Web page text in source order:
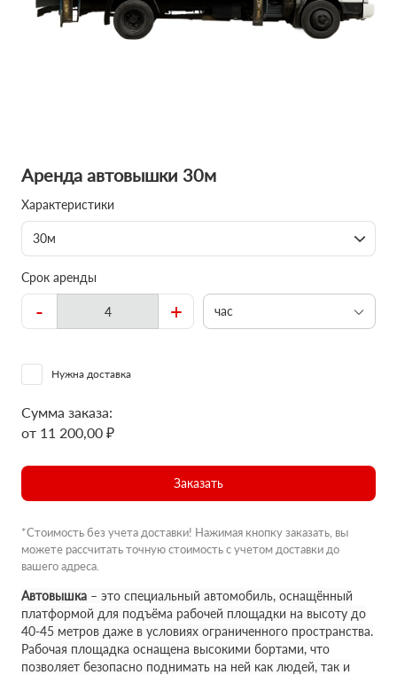
Аренда автовышки 30м
Характеристики
30м
Срок аренды
- + час
Нужна доставка
Сумма заказа:
от 11 200,00 ₽
Заказать
*Стоимость без учета доставки! Нажимая кнопку заказать, вы
можете рассчитать точную стоимость с учетом доставки до
вашего адреса.
Автовышка – это специальный автомобиль, оснащённый
платформой для подъёма рабочей площадки на высоту до
40-45 метров даже в условиях ограниченного пространства.
Рабочая площадка оснащена высокими бортами, что
позволяет безопасно поднимать на ней как людей, так и